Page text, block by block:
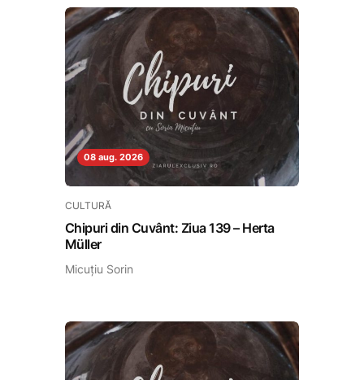
08 aug. 2026
CULTURĂ
Chipuri din Cuvânt: Ziua 139 – Herta
Müller
Micuțiu Sorin